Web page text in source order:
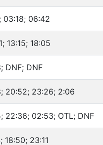
03:18; 06:42
13:15; 18:05
DNF; DNF
20:52; 23:26; 2:06
22:36; 02:53; OTL; DNF
18:50; 23:11